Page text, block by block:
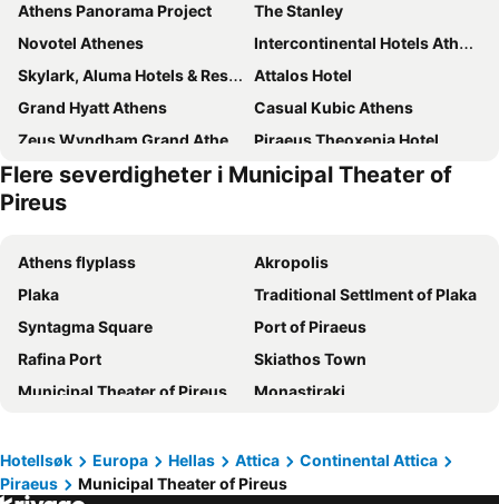
Athens Panorama Project
The Stanley
Novotel Athenes
Intercontinental Hotels Athenaeum Athens By Ihg
Skylark, Aluma Hotels & Resorts
Attalos Hotel
Grand Hyatt Athens
Casual Kubic Athens
Zeus Wyndham Grand Athens
Piraeus Theoxenia Hotel
Athens One Smart Hotel
Hotel President
Xenophon Hotel
Piraeus City Hotel
Herodion Hotel
Poseidon Athens Hotel
Plaka Hotel
Athens Tiare by Mage Hotels
Colors Hotel Athens
Trendy Hotel by Athens Prime Hotels
Astor Hotel
Crowne Plaza Athens - City Centre By Ihg
Melia Athens
Art Hotel Athens
Hotel Katerina
Adia Aluma Athens, Curio Collection by Hilton
International Atene Hotel
Flere severdigheter i Municipal Theater of
Pireus
Athens flyplass
Akropolis
Plaka
Traditional Settlment of Plaka
Syntagma Square
Port of Piraeus
Rafina Port
Skiathos Town
Municipal Theater of Pireus
Monastiraki
Athens
Koukaki
Agia Anna
The Port of Sifnos
Hotellsøk Europa Hellas Attica
Continental Attica
Piraeus
Municipal Theater of Pireus